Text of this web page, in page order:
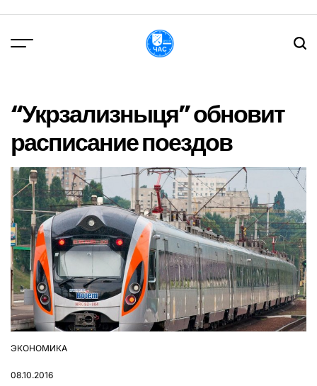
вмісту
“Укрзализныця” обновит
расписание поездов
ОПУБЛІКУВАТИ
ЭКОНОМИКА
08.10.2016